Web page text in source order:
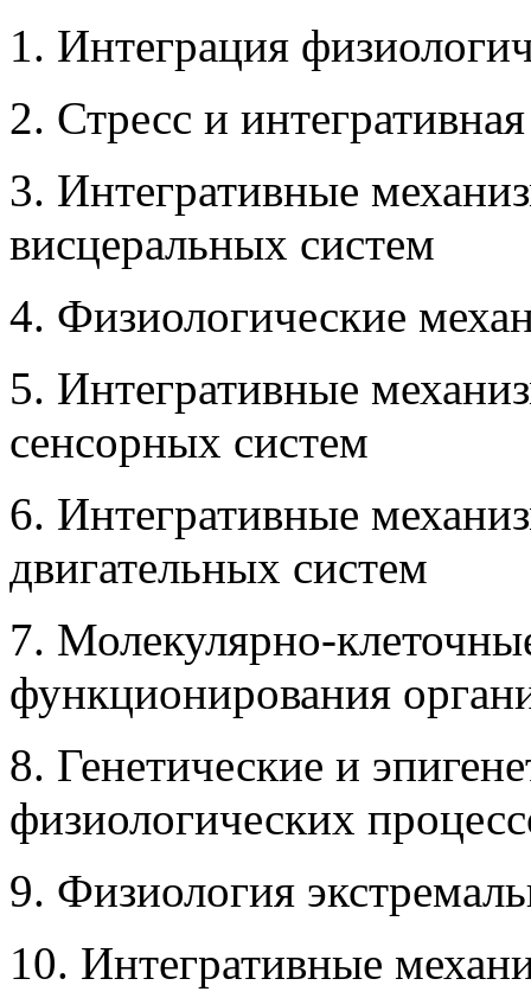
1. Интеграция
2. Стресс и
3. Интегративные
висцеральных систем
4. Физиологические
5. Интегративные
сенсорных систем
6. Интегративные
двигательных систем
7. Молекулярно-
функционирования
8. Генетические и
физиологических
9. Физиология
10. Интегративные